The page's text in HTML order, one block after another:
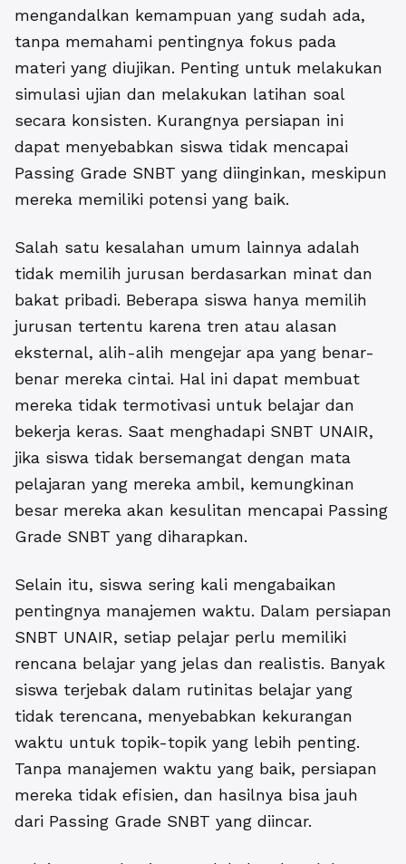
mengandalkan kemampuan yang sudah ada,
tanpa memahami pentingnya fokus pada
materi yang diujikan. Penting untuk melakukan
simulasi ujian dan melakukan latihan soal
secara konsisten. Kurangnya persiapan ini
dapat menyebabkan siswa tidak mencapai
Passing Grade SNBT yang diinginkan, meskipun
mereka memiliki potensi yang baik.
Salah satu kesalahan umum lainnya adalah
tidak memilih jurusan berdasarkan minat dan
bakat pribadi. Beberapa siswa hanya memilih
jurusan tertentu karena tren atau alasan
eksternal, alih-alih mengejar apa yang benar-
benar mereka cintai. Hal ini dapat membuat
mereka tidak termotivasi untuk belajar dan
bekerja keras. Saat menghadapi SNBT UNAIR,
jika siswa tidak bersemangat dengan mata
pelajaran yang mereka ambil, kemungkinan
besar mereka akan kesulitan mencapai Passing
Grade SNBT yang diharapkan.
Selain itu, siswa sering kali mengabaikan
pentingnya manajemen waktu. Dalam persiapan
SNBT UNAIR, setiap pelajar perlu memiliki
rencana belajar yang jelas dan realistis. Banyak
siswa terjebak dalam rutinitas belajar yang
tidak terencana, menyebabkan kekurangan
waktu untuk topik-topik yang lebih penting.
Tanpa manajemen waktu yang baik, persiapan
mereka tidak efisien, dan hasilnya bisa jauh
dari Passing Grade SNBT yang diincar.